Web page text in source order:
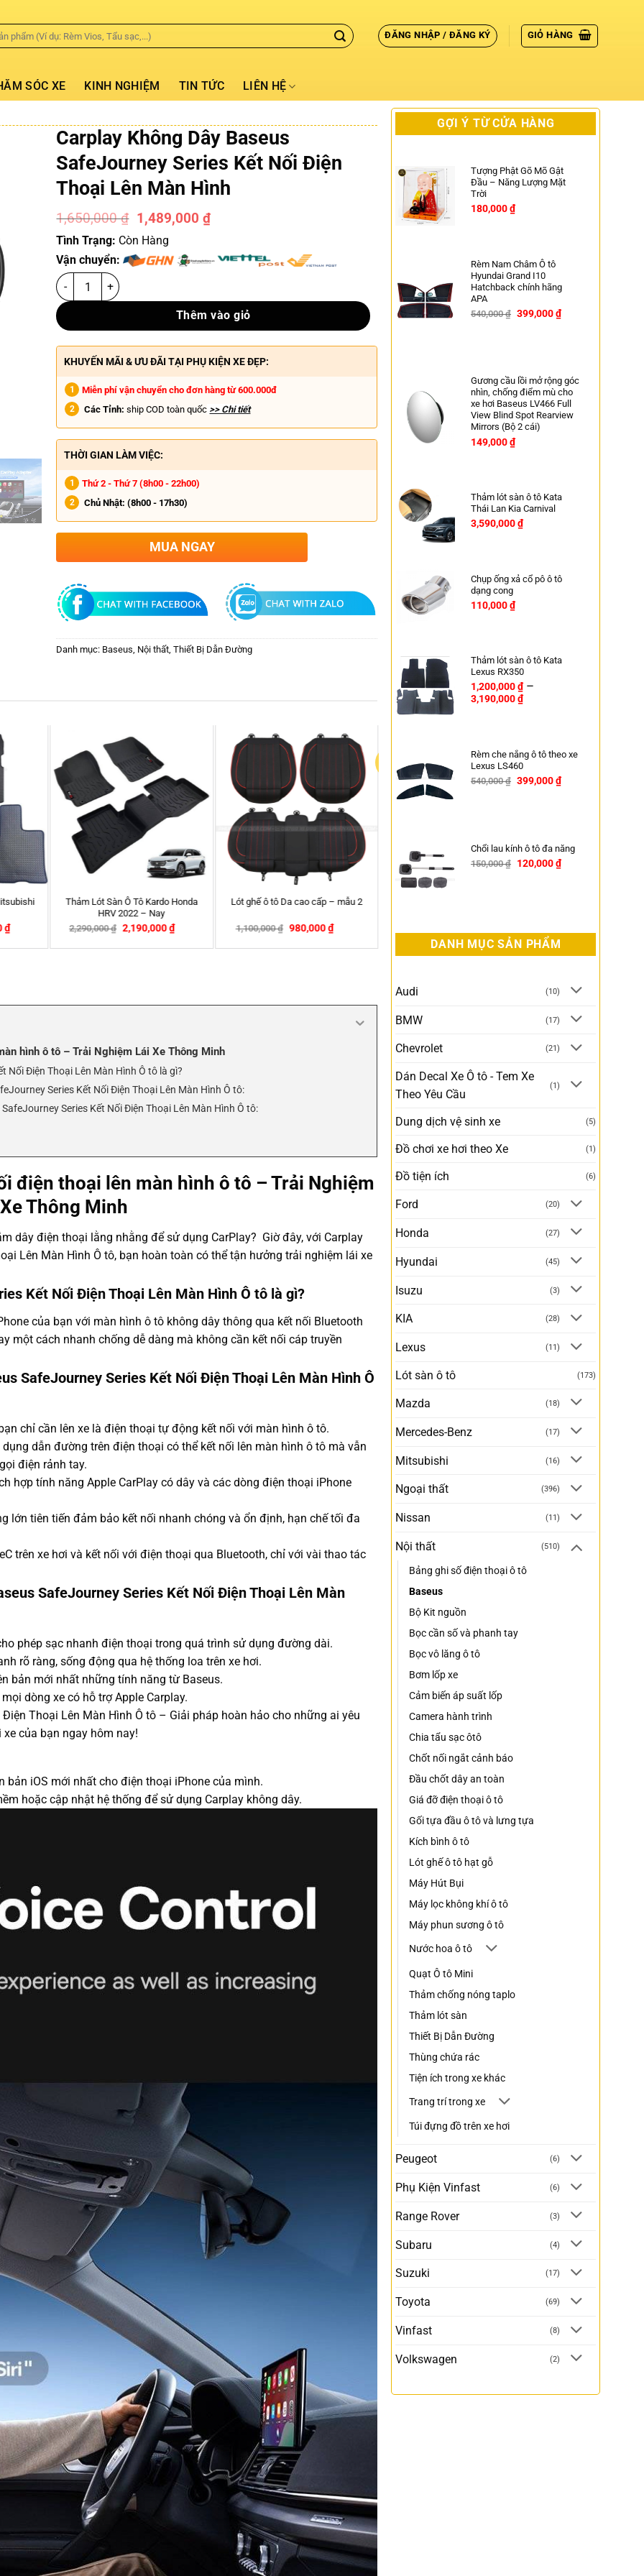
ĐĂNG NHẬP / ĐĂNG KÝ GIỎ HÀNG
SÓC XE KINH NGHIỆM TIN TỨC LIÊN HỆ
Carplay Không Dây Baseus
SafeJourney Series Kết Nối Điện
Thoại Lên Màn Hình
1,650,000₫ 1,489,000₫
Tình Trạng: Còn Hàng
Vận chuyển:
Thêm vào giỏ
KHUYẾN MÃI & ƯU ĐÃI TẠI PHỤ KIỆN XE ĐẸP:
Miễn phí vận chuyển cho đơn hàng từ 600.000đ
Các Tỉnh: ship COD toàn quốc >> Chi tiết
THỜI GIAN LÀM VIỆC:
Thứ 2 - Thứ 7 (8h00 - 22h00)
Chủ Nhật: (8h00 - 17h30)
MUA NGAY
Danh mục: Baseus Nội thất ,Thiết Bị Dẫn Đường
Sparco 1113GR
420,000 -14%
New
Dây kéo cứu hộ ô tô
500,000
Gối tựa lưng ô tô Sparco Chính Hãng
750,000
hình ô tô – Trải Nghiệm Lái Xe Thông Minh
Nối Điện Thoại Lên Màn Hình Ô tô là gì?
Series Kết Nối Điện Thoại Lên Màn Hình Ô tô:
Series Kết Nối Điện Thoại Lên Màn Hình Ô tô:
điện thoại lên màn hình ô tô – Trải Nghiệm
Thông Minh
dây điện thoại lằng nhằng để sử dụng CarPlay? Giờ đây, với Carplay
Lên Màn Hình Ô tô, bạn hoàn toàn có thể tận hưởng trải nghiệm lái xe
Kết Nối Điện Thoại Lên Màn Hình Ô tô là gì?
của bạn với màn hình ô tô không dây thông qua kết nối Bluetooth
một cách nhanh chống dễ dàng mà không cần kết nối cáp truyền
SafeJourney Series Kết Nối Điện Thoại Lên Màn Hình Ô
chỉ cần lên xe là điện thoại tự động kết nối với màn hình ô tô.
dẫn đường trên điện thoại có thể kết nối lên màn hình ô tô mà vẫn
điện rảnh tay.
hợp tính năng Apple CarPlay có dây và các dòng điện thoại iPhone
lớn tiên tiến đảm bảo kết nối nhanh chóng và ổn định, hạn chế tối đa
trên xe hơi và kết nối với điện thoại qua Bluetooth, chỉ với vài thao tác
SafeJourney Series Kết Nối Điện Thoại Lên Màn
phép sạc nhanh điện thoại trong quá trình sử dụng đường dài.
rõ ràng, sống động qua hệ thống loa trên xe hơi.
bản mới nhất những tính năng từ Baseus.
dòng xe có hỗ trợ Apple Carplay.
Thoại Lên Màn Hình Ô tô – Giải pháp hoàn hảo cho những ai yêu
của bạn ngay hôm nay!
iOS mới nhất cho điện thoại iPhone của mình.
hoặc cập nhật hệ thống để sử dụng Carplay không dây.
GỢI Ý TỪ CỬA HÀNG
Tượng Phật Gõ Mõ Gật
Đầu – Năng Lượng Mặt
Trời
180,000₫
Rèm Nam Châm Ô tô
Hyundai Grand I10
Hatchback chính hãng
APA
540,000₫ 399,000₫
Gương cầu lồi mở rộng góc
nhìn, chống điểm mù cho
xe hơi Baseus LV466 Full
View Blind Spot Rearview
Mirrors (Bộ 2 cái)
149,000₫
Thảm lót sàn ô tô Kata
Thái Lan Kia Carnival
3,590,000₫
Chụp ống xả cổ pô ô tô
dạng cong
110,000₫
Thảm lót sàn ô tô Kata
Lexus RX350
1,200,000₫ –
3,190,000₫
Rèm che nắng ô tô theo xe
Lexus LS460
540,000₫ 399,000₫
Chổi lau kính ô tô đa năng
150,000₫ 120,000₫
DANH MỤC SẢN PHẨM
Audi (10)
BMW (17)
Chevrolet (21)
Dán Decal Xe Ô tô - Tem Xe
Theo Yêu Cầu
(1)
Dung dịch vệ sinh xe (5)
Đồ chơi xe hơi theo Xe (1)
Đồ tiện ích (6)
Ford (20)
Honda (27)
Hyundai (45)
Isuzu (3)
KIA (28)
Lexus (11)
Lót sàn ô tô (173)
Mazda (18)
Mercedes-Benz (17)
Mitsubishi (16)
Ngoại thất (396)
Nissan (11)
Nội thất (510)
Bảng ghi số điện thoại ô tô
Baseus
Bộ Kit nguồn
Bọc cần số và phanh tay
Bọc vô lăng ô tô
Bơm lốp xe
Cảm biến áp suất lốp
Camera hành trình
Chia tẩu sạc ôtô
Chốt nối ngắt cảnh báo
Đầu chốt dây an toàn
Giá đỡ điện thoại ô tô
Gối tựa đầu ô tô và lưng tựa
Kích bình ô tô
Lót ghế ô tô hạt gỗ
Máy Hút Bụi
Máy lọc không khí ô tô
Máy phun sương ô tô
Nước hoa ô tô
Quạt Ô tô Mini
Thảm chống nóng taplo
Thảm lót sàn
Thiết Bị Dẫn Đường
Thùng chứa rác
Tiện ích trong xe khác
Trang trí trong xe
Túi đựng đồ trên xe hơi
Peugeot (6)
Phụ Kiện Vinfast (6)
Range Rover (3)
Subaru (4)
Suzuki (17)
Toyota (69)
Vinfast (8)
Volkswagen (2)